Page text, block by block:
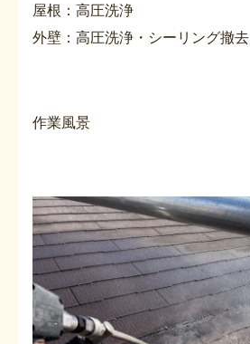
屋根：高圧洗浄
外壁：高圧洗浄・シーリング撤去
作業風景